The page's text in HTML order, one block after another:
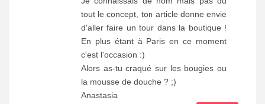
tout le concept, ton article donne envie
d'aller faire un tour dans la boutique !
En plus étant à Paris en ce moment
c'est l'occasion :)
Alors as-tu craqué sur les bougies ou
la mousse de douche ? ;)
Anastasia